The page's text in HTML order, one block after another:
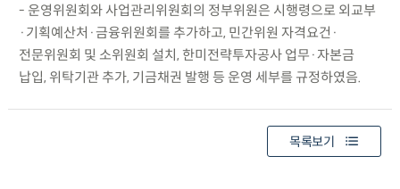
- 운영위원회와 사업관리위원회의 정부위원은 시행령으로 외교부
·기획예산처·금융위원회를 추가하고, 민간위원 자격요건·
전문위원회 및 소위원회 설치, 한미전략투자공사 업무·자본금
납입, 위탁기관 추가, 기금채권 발행 등 운영 세부를 규정하였음.
목록보기